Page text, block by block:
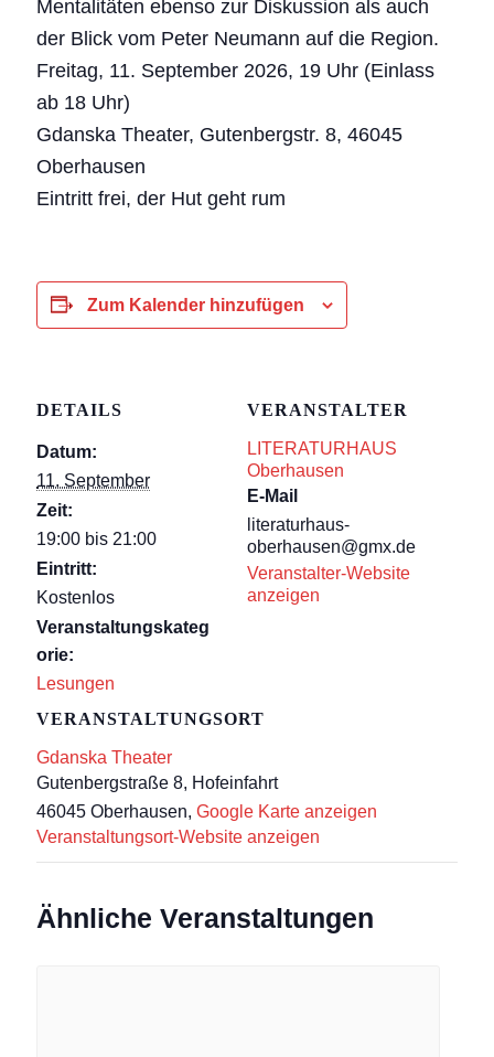
Mentalitäten ebenso zur Diskussion als auch
der Blick vom Peter Neumann auf die Region.
Freitag, 11. September 2026, 19 Uhr (Einlass
ab 18 Uhr)
Gdanska Theater, Gutenbergstr. 8, 46045
Oberhausen
Eintritt frei, der Hut geht rum
Zum Kalender hinzufügen
DETAILS
Datum:
11. September
Zeit:
19:00 bis 21:00
Eintritt:
Kostenlos
Veranstaltungskateg
orie:
Lesungen
VERANSTALTUNGSORT
Gdanska Theater
Gutenbergstraße 8, Hofeinfahrt
46045 Oberhausen, Google Karte anzeigen
Veranstaltungsort-Website anzeigen
VERANSTALTER
LITERATURHAUS
Oberhausen
E-Mail
literaturhaus-
oberhausen@gmx.de
Veranstalter-Website
anzeigen
Ähnliche Veranstaltungen